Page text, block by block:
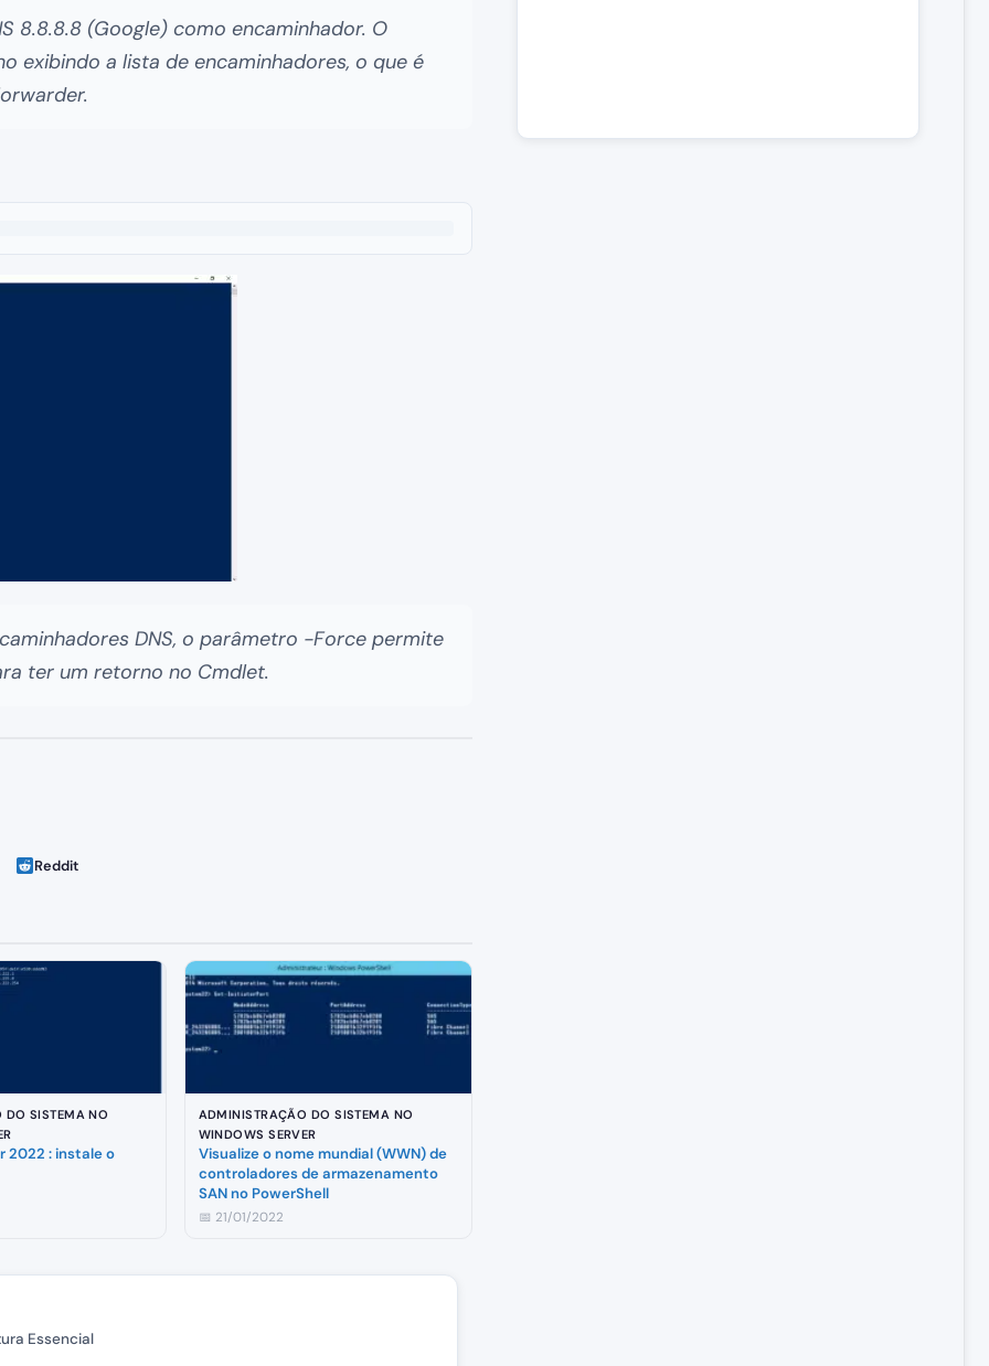
8.8.8.8 (Google) como encaminhador. O
exibindo a lista de encaminhadores, o que é
DNS, o parâmetro -Force permite
ter um retorno no Cmdlet.
Reddit
SISTEMA NO
2022 : instale o
ADMINISTRAÇÃO DO SISTEMA NO
WINDOWS SERVER
Visualize o nome mundial (WWN) de
controladores de armazenamento
SAN no PowerShell
📅 21/01/2022
Essencial